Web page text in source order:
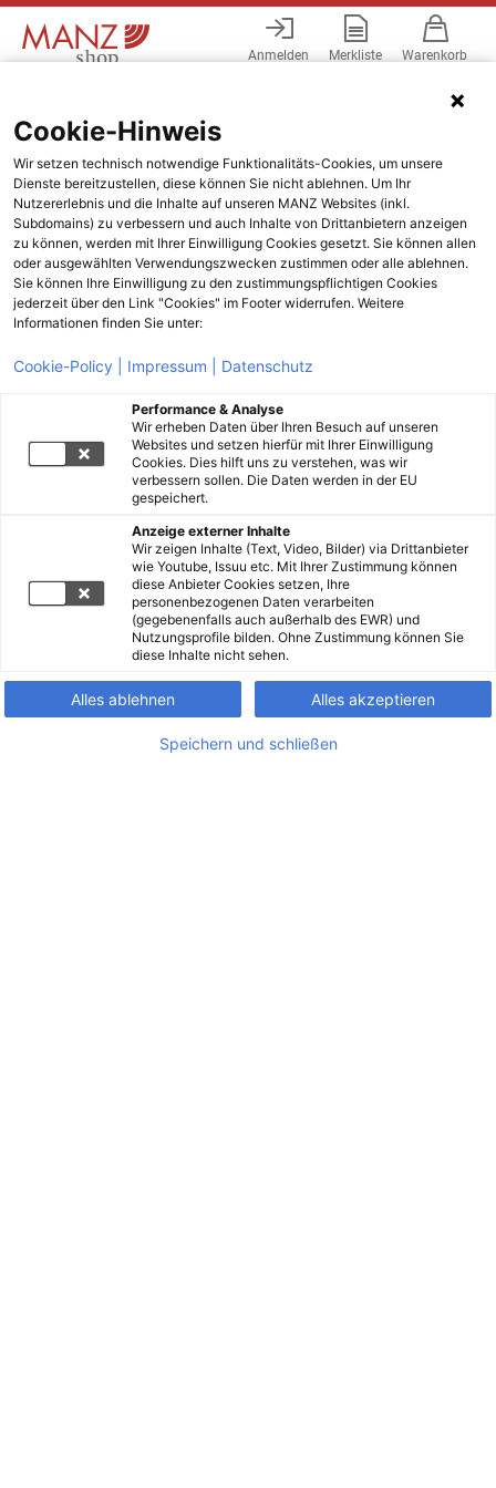
Anmelden Merkliste Warenkorb
Cookie-Hinweis
Wir setzen technisch notwendige Funktionalitäts-Cookies, um unsere
Dienste bereitzustellen, diese können Sie nicht ablehnen. Um Ihr
Nutzererlebnis und die Inhalte auf unseren MANZ Websites (inkl.
Subdomains) zu verbessern und auch Inhalte von Drittanbietern anzeigen
zu können, werden mit Ihrer Einwilligung Cookies gesetzt. Sie können allen
oder ausgewählten Verwendungszwecken zustimmen oder alle ablehnen.
Sie können Ihre Einwilligung zu den zustimmungspflichtigen Cookies
jederzeit über den Link "Cookies" im Footer widerrufen. Weitere
Informationen finden Sie unter:
Cookie-Policy | Impressum | Datenschutz
Performance & Analyse
Wir erheben Daten über Ihren Besuch auf unseren
Websites und setzen hierfür mit Ihrer Einwilligung
Cookies. Dies hilft uns zu verstehen, was wir
verbessern sollen. Die Daten werden in der EU
gespeichert.
Anzeige externer Inhalte
Wir zeigen Inhalte (Text, Video, Bilder) via Drittanbieter
wie Youtube, Issuu etc. Mit Ihrer Zustimmung können
diese Anbieter Cookies setzen, Ihre
personenbezogenen Daten verarbeiten
(gegebenenfalls auch außerhalb des EWR) und
Nutzungsprofile bilden. Ohne Zustimmung können Sie
diese Inhalte nicht sehen.
Alles ablehnen Alles akzeptieren
Speichern und schließen